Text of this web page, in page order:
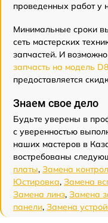
проведенных работ у
Минимальные сроки
сеть мастерских
запчастей. И
запчасть на модель
предоставляется
Знаем свое дело
Будьте уверены в
с уверенностью
наших мастеров в
востребованы
платы, Замена
Юстировка, Замена
Замена линз, Замена
панели, Замена